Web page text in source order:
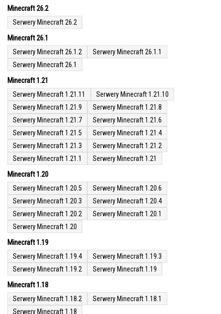
Minecraft 26.2
Serwery Minecraft 26.2
Minecraft 26.1
Serwery Minecraft 26.1.2
Serwery Minecraft 26.1.1
Serwery Minecraft 26.1
Minecraft 1.21
Serwery Minecraft 1.21.11
Serwery Minecraft 1.21.10
Serwery Minecraft 1.21.9
Serwery Minecraft 1.21.8
Serwery Minecraft 1.21.7
Serwery Minecraft 1.21.6
Serwery Minecraft 1.21.5
Serwery Minecraft 1.21.4
Serwery Minecraft 1.21.3
Serwery Minecraft 1.21.2
Serwery Minecraft 1.21.1
Serwery Minecraft 1.21
Minecraft 1.20
Serwery Minecraft 1.20.5
Serwery Minecraft 1.20.6
Serwery Minecraft 1.20.3
Serwery Minecraft 1.20.4
Serwery Minecraft 1.20.2
Serwery Minecraft 1.20.1
Serwery Minecraft 1.20
Minecraft 1.19
Serwery Minecraft 1.19.4
Serwery Minecraft 1.19.3
Serwery Minecraft 1.19.2
Serwery Minecraft 1.19
Minecraft 1.18
Serwery Minecraft 1.18.2
Serwery Minecraft 1.18.1
Serwery Minecraft 1.18